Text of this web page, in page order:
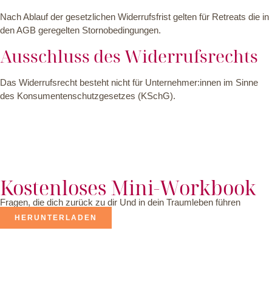
Nach Ablauf der gesetzlichen Widerrufsfrist gelten für Retreats die in
den AGB geregelten Stornobedingungen.
Ausschluss des Widerrufsrechts
Das Widerrufsrecht besteht nicht für Unternehmer:innen im Sinne
des Konsumentenschutzgesetzes (KSchG).
Kostenloses Mini-Workbook
Fragen, die dich zurück zu dir Und in dein Traumleben führen
HERUNTERLADEN